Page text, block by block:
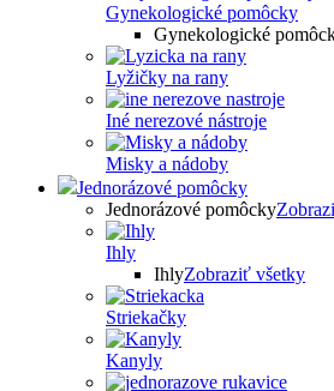
Gynekologické pomôcky
Gynekologické
Lyžičky na rany
Iné nerezové nástroje
Misky a nádoby
Jednorázové pomôcky
Jednorázové pomôcky
Ihly
IhlyZobraziť všetky
Striekačky
Kanyly